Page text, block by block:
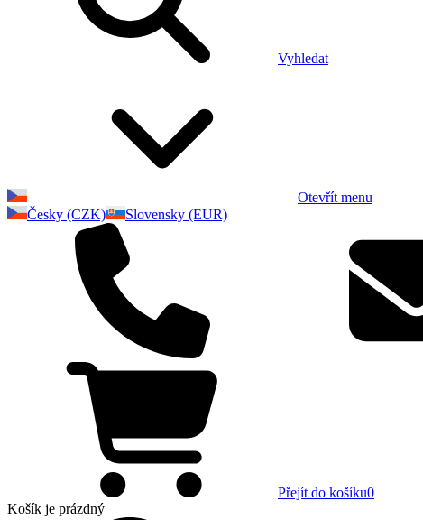
Vyhledat
Otevřít menu
Česky (CZK)
Slovensky (EUR)
Přejít do košíku0
Košík je prázdný